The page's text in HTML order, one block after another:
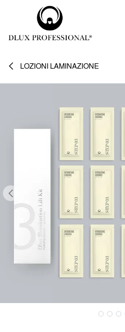
Passa al contenuto
LOZIONI LAMINAZIONE